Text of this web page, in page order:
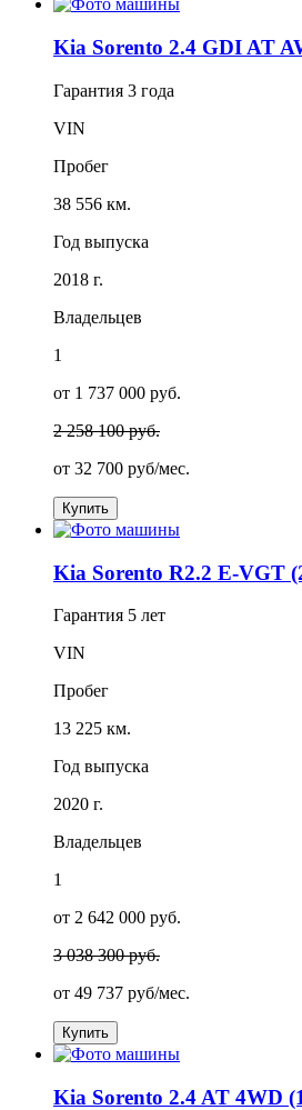
Kia Sorento 2.4 GDI AT
Гарантия 3 года
VIN
Пробег
38 556 км.
Год выпуска
2018 г.
Владельцев
1
от 1 737 000 руб.
2 258 100 руб.
от 32 700 руб/мес.
Купить
Kia Sorento R2.2 E-VGT
Гарантия 5 лет
VIN
Пробег
13 225 км.
Год выпуска
2020 г.
Владельцев
1
от 2 642 000 руб.
3 038 300 руб.
от 49 737 руб/мес.
Купить
Kia Sorento 2.4 AT 4WD